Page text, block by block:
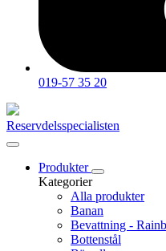
019-57 35 20
Reservdelsspecialisten
Produkter
Kategorier
Alla produkter
Banan
Bevattning -
Bottenstål